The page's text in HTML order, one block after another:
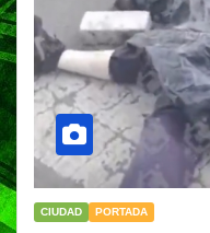
CIUDAD PORTADA